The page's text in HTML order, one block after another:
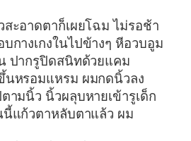
สะอาดตาก็เผยโฉม ไม่รอช้า
กางเกงในไปข้างๆ หีอวบอูม
ปากรูปิดสนิทด้วยแคม
หรอมแหรม ผมกดนิ้วลง
ามนิ้ว นิ้วผลุบหายเข้ารูเด็ก
นี้แก้วตาหลับตาแล้ว ผม